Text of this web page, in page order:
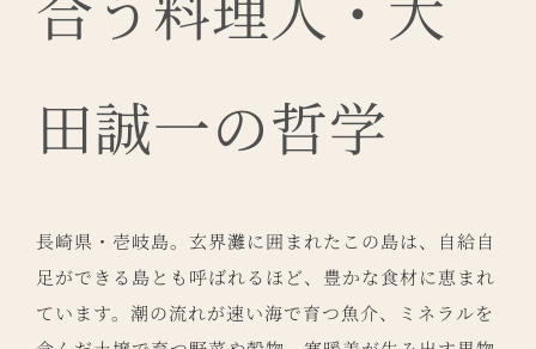
合う料理人・大
田誠一の哲学
長崎県・壱岐島。玄界灘に囲まれたこの島は、自給自
足ができる島とも呼ばれるほど、豊かな食材に恵まれ
ています。潮の流れが速い海で育つ魚介、ミネラルを